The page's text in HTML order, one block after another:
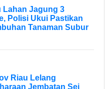
Lahan Jagung 3
Polisi Ukui Pastikan
Tanaman Subur
Riau Lelang
Jembatan Sei